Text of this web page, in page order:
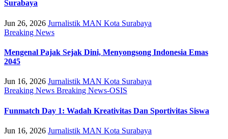
Surabaya
Jun 26, 2026 Jurnalistik MAN Kota Surabaya
Breaking News
Mengenal Pajak Sejak Dini, Menyongsong Indonesia Emas
2045
Jun 16, 2026 Jurnalistik MAN Kota Surabaya
Breaking News Breaking News-OSIS
Funmatch Day 1: Wadah Kreativitas Dan Sportivitas Siswa
Jun 16, 2026 Jurnalistik MAN Kota Surabaya